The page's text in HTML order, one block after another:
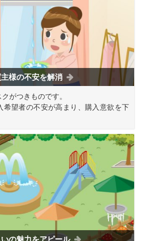
主様の不安を解消
がつきものです。
希望者の不安が高まり、購入意欲を下